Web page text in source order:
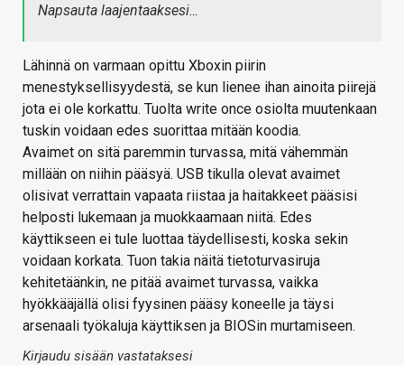
Napsauta laajentaaksesi…
Lähinnä on varmaan opittu Xboxin piirin
menestyksellisyydestä, se kun lienee ihan ainoita piirejä
jota ei ole korkattu. Tuolta write once osiolta muutenkaan
tuskin voidaan edes suorittaa mitään koodia.
Avaimet on sitä paremmin turvassa, mitä vähemmän
millään on niihin pääsyä. USB tikulla olevat avaimet
olisivat verrattain vapaata riistaa ja haitakkeet pääsisi
helposti lukemaan ja muokkaamaan niitä. Edes
käyttikseen ei tule luottaa täydellisesti, koska sekin
voidaan korkata. Tuon takia näitä tietoturvasiruja
kehitetäänkin, ne pitää avaimet turvassa, vaikka
hyökkääjällä olisi fyysinen pääsy koneelle ja täysi
arsenaali työkaluja käyttiksen ja BIOSin murtamiseen.
Kirjaudu sisään vastataksesi